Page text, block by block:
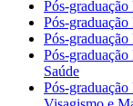
Pós-
Pós-
Pós-
Pós-
Saúde
Pós-